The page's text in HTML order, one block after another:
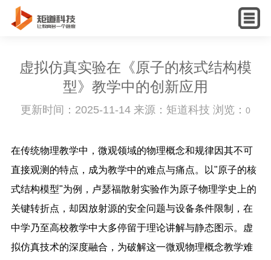
English
虚拟仿真实验在《原子的核式结构模
型》教学中的创新应用
更新时间：2025-11-14 来源：矩道科技 浏览： 0
在传统物理教学中，微观领域的物理概念和规律因其不可
直接观测的特点，成为教学中的难点与痛点。以"原子的核
式结构模型"为例，卢瑟福散射实验作为原子物理学史上的
关键转折点，却因放射源的安全问题与设备条件限制，在
中学乃至高校教学中大多停留于理论讲解与静态图示。虚
拟仿真技术的深度融合，为破解这一微观物理概念教学难